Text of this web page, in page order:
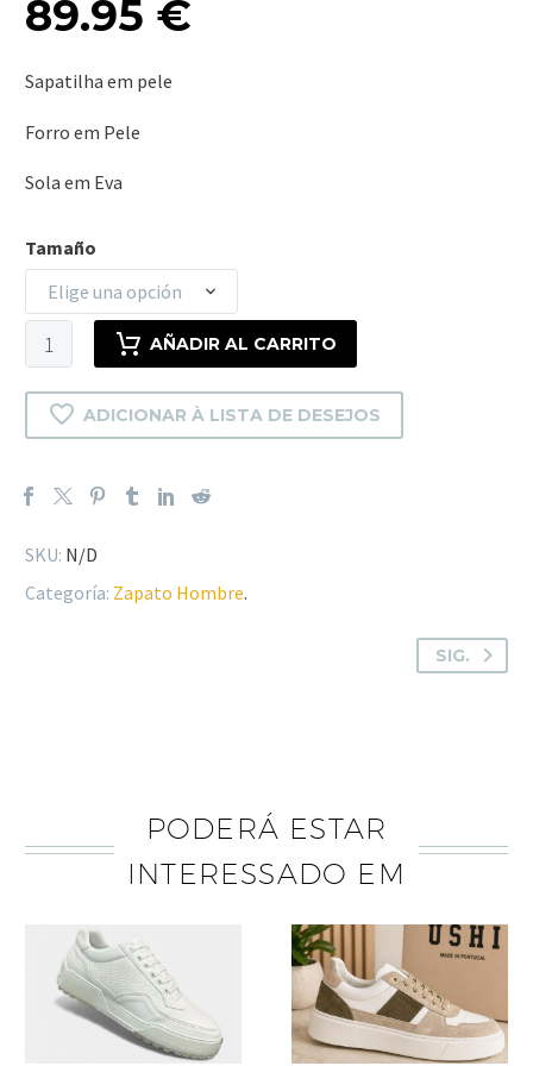
89.95 €
Sapatilha em pele
Forro em Pele
Sola em Eva
Tamaño
Elige una opción
NICE
cantidad
AÑADIR AL CARRITO
ADICIONAR À LISTA DE DESEJOS
SKU: N/D
Categoría: Zapato Hombre.
SIG.
PODERÁ ESTAR
INTERESSADO EM